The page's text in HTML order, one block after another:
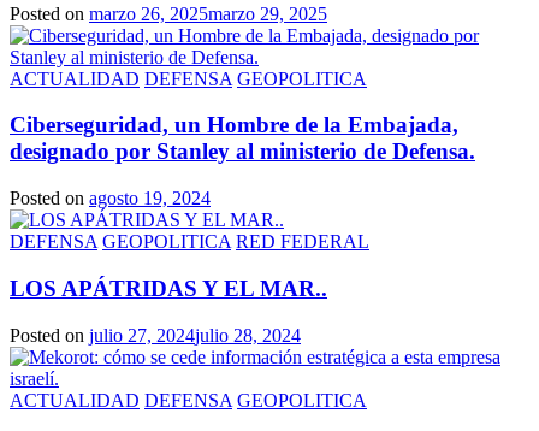
Posted on marzo 26, 2025marzo 29, 2025
ACTUALIDAD DEFENSA GEOPOLITICA
Ciberseguridad, un Hombre de la Embajada,
designado por Stanley al ministerio de Defensa.
Posted on agosto 19, 2024
DEFENSA GEOPOLITICA RED FEDERAL
LOS APÁTRIDAS Y EL MAR..
Posted on julio 27, 2024julio 28, 2024
ACTUALIDAD DEFENSA GEOPOLITICA